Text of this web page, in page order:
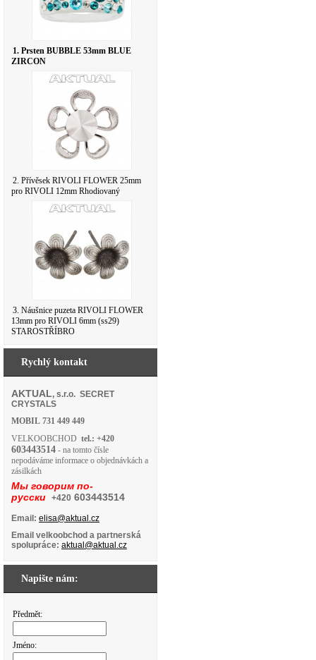
1. Prsten BUBBLE 53mm BLUE
ZIRCON
2. Přívěsek RIVOLI FLOWER 25mm
pro RIVOLI 12mm Rhodiovaný
3. Náušnice puzeta RIVOLI FLOWER
13mm pro RIVOLI 6mm (ss29)
STAROSTŘÍBRO
Rychlý kontakt
AKTUAL, s.r.o. SECRET
CRYSTALS
MOBIL 731 449 449
VELKOOBCHOD tel.: +420
603443514 - na tomto čísle
nepodáváme informace o objednávkách a
zásilkách
Мы говорим по-
русски +420 603443514
Email: elisa@aktual.cz
Email velkoobchod a partnerská
spolupráce: aktual@aktual.cz
Napište nám:
Předmět:
Jméno: